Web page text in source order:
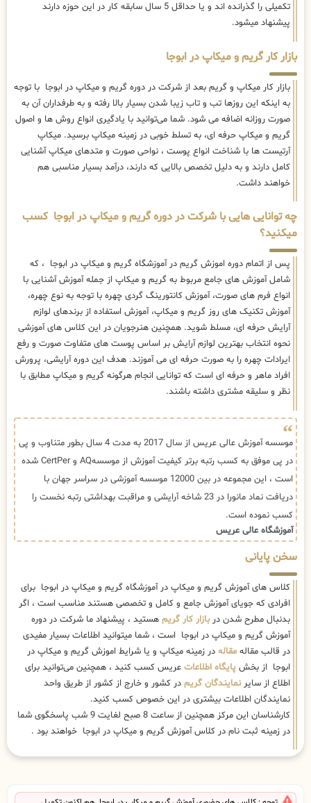
تکمیلی را گذرانده اند و یا حداقل 5 سال سابقه کار در این حوزه دارند
پیشنهاد میشود.
بازار کار گریم و میکاپ در ابوجا
بازار کار میکاپ و گریم بعد از شرکت در دوره گریم و میکاپ در ابوجا با توجه
به اینکه این روزها تب و تاب زیبا شدن بسیار بالا رفته و به طرفداران آن به
صورت روزانه اضافه می شود. شما می‌توانید با یادگیری انواع روش ها و اصول
گریم و میکاپ حرفه ای، به تسلط خوبی در زمینه میکاپ برسید. میکاپ
آرتیست ها با شناخت انواع پوست ، نواحی صورت و متدهای میکاپ آشنایی
کامل دارند و به دلیل تخصص بالایی که دارند، درآمد بسیار مناسبی هم
خواهند داشت.
چه توانایی هایی با شرکت در دوره گریم و میکاپ در ابوجا کسب
میکنید؟
پس از اتمام دوره اموزش گریم در آموزشگاه گریم و میکاپ در ابوجا ، که
شامل آموزش های جامع مربوط به گریم و میکاپ از جمله آموزش آشنایی با
انواع فرم های صورت، آموزش کانتورینگ گردی چهره با توجه به نوع چهره،
آموزش تکنیک های روز گریم و میکاپ، آموزش استفاده از برندهای لوازم
آرایش حرفه ای، مسلط شوید. همچنین هنرجویان در این کلاس های آموزشی
نحوه انتخاب بهترین لوازم آرایش بر اساس پوست های متفاوت صورت و رفع
ایرادات چهره را به صورت حرفه ای می آموزند. هدف این دوره آرایشی، پرورش
افراد ماهر و حرفه ای است که توانایی انجام هرگونه گریم و میکاپ مطابق با
نظر و سلیقه مشتری داشته باشند.
موسسه آموزش عالی عریس از سال 2017 به مدت 4 سال بطور متناوب و پی
در پی موفق به کسب رتبه برتر کیفیت آموزش از موسسهAQ و CertPer شده
است ، این مجموعه در بین 12000 موسسه آموزشی در سراسر جهان با
دریافت نماد مانورا در 23 شاخه آرایشی و مراقبت بهداشتی رتبه نخست را
کسب نموده است.
آموزشگاه عالی عریس
سخن پایانی
کلاس های آموزش گریم و میکاپ در آموزشگاه گریم و میکاپ در ابوجا برای
افرادی که جویای آموزش جامع و کامل و تخصصی هستند مناسب است ، اگر
بدنبال مطرح شدن دربازار کار گریم هستید ، پیشنهاد ما شرکت در دوره
آموزش گریم و میکاپ در ابوجا است ، شما میتوانید اطلاعات بسیار مفیدی
در قالب مقاله مقاله در زمینه میکاپ و یا شرایط اموزش گریم و میکاپ در
ابوجا از بخش پایگاه اطلاعات عریس کسب کنید ، همچنین می‌توانید برای
اطلاع از سایرنمایندگان گریم در کشور و خارج از کشور از طریق واحد
نمایندگان اطلاعات بیشتری در این خصوص کسب کنید.
کارشناسان این مرکز همچنین از ساعت 8 صبح لغایت 9 شب پاسخگوی شما
در زمینه ثبت نام در کلاس آموزش گریم و میکاپ در ابوجا خواهند بود .